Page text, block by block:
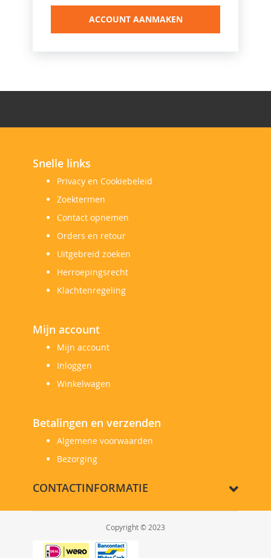
ACCOUNT AANMAKEN
Snelle links
Privacy en Cookiebeleid
Zoektermen
Contact opnemen
Orders en retour
Uitgebreid zoeken
Herroepingsrecht
Klachtenregeling
Mijn account
Mijn account
Inloggen
Winkelwagen
Betalingen en verzenden
Algemene voorwaarden
Bezorging
CONTACTINFORMATIE
Copyright © 2023